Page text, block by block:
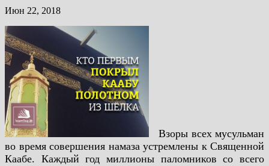
Июн 22, 2018
Взоры всех мусульман
во время совершения намаза устремлены к Священной
Каабе. Каждый год миллионы паломников со всего